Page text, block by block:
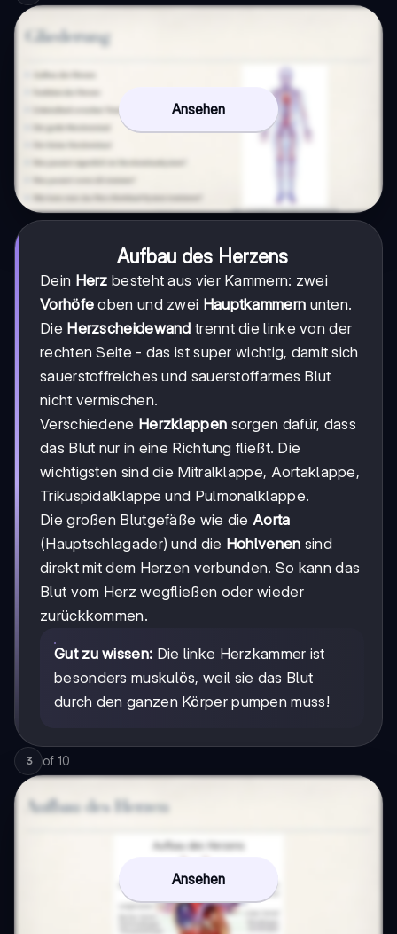
Ansehen
Aufbau des Herzens
Dein Herz besteht aus vier Kammern: zwei
Vorhöfe oben und zwei Hauptkammern unten.
Die Herzscheidewand trennt die linke von der
rechten Seite - das ist super wichtig, damit sich
sauerstoffreiches und sauerstoffarmes Blut
nicht vermischen.
Verschiedene Herzklappen sorgen dafür, dass
das Blut nur in eine Richtung fließt. Die
wichtigsten sind die Mitralklappe, Aortaklappe,
Trikuspidalklappe und Pulmonalklappe.
Die großen Blutgefäße wie die Aorta
(Hauptschlagader) und die Hohlvenen sind
direkt mit dem Herzen verbunden. So kann das
Blut vom Herz wegfließen oder wieder
zurückkommen.
Gut zu wissen: Die linke Herzkammer ist
besonders muskulös, weil sie das Blut
durch den ganzen Körper pumpen muss!
3 of 10
Ansehen